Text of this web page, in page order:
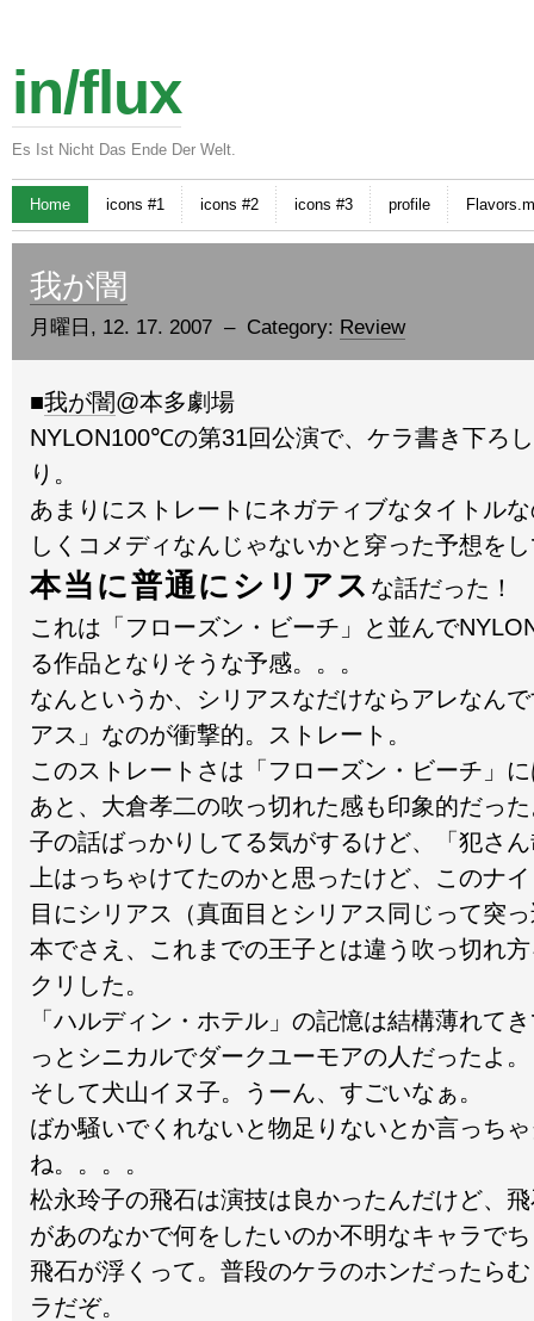
in/flux
Es Ist Nicht Das Ende Der Welt.
Home icons #1 icons #2 icons #3 profile
我が闇
月曜日, 12. 17. 2007 – Category: Review
■我が闇@本多劇場
NYLON100℃の第31回公演で、ケラ書き下ろ
り。
あまりにストレートにネガティブなタイトル
しくコメディなんじゃないかと穿った予想を
本当に普通にシリアス な話だった！
これは「フローズン・ビーチ」と並んで
る作品となりそうな予感。。。
なんというか、シリアスなだけならアレなん
アス」なのが衝撃的。ストレート。
このストレートさは「フローズン・ビーチ」
あと、大倉孝二の吹っ切れた感も印象的だっ
子の話ばっかりしてる気がするけど、「犯さ
上はっちゃけてたのかと思ったけど、このナ
目にシリアス（真面目とシリアス同じって突
本でさえ、これまでの王子とは違う吹っ切れ
クリした。
「ハルディン・ホテル」の記憶は結構薄れて
っとシニカルでダークユーモアの人だったよ。
そして犬山イヌ子。うーん、すごいなぁ。
ばか騒いでくれないと物足りないとか言っち
ね。。。。
松永玲子の飛石は演技は良かったんだけど、
があのなかで何をしたいのか不明なキャラで
飛石が浮くって。普段のケラのホンだったら
ラだぞ。